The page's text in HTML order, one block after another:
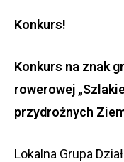
Konkurs!
Konkurs na znak
rowerowej
przydrożnych
Lokalna Grupa